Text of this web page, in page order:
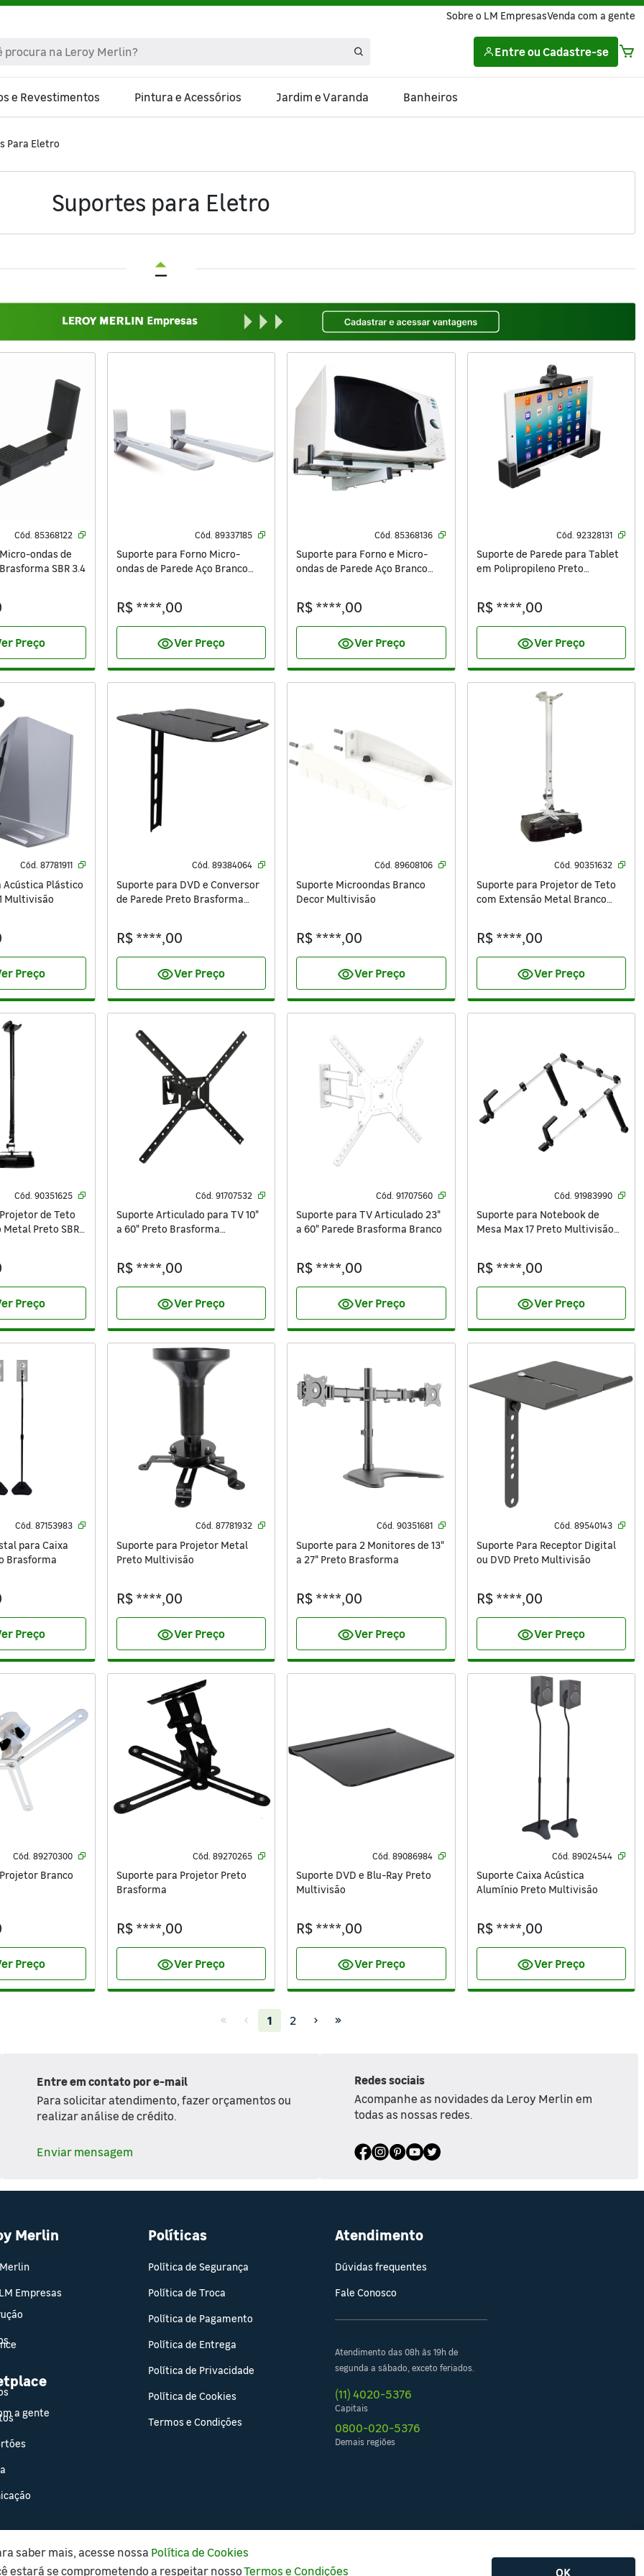
Sobre o LM EmpresasVenda com a gente
Entreou Cadastre-se
e Revestimentos Pintura e Acessórios Jardim e Varanda Banheiros
Para Eletro
Suportes para Eletro
Cód. 85368122
ondas de
SBR 3.4
Preço
Cód. 89337185
Suporte para Forno Micro-
ondas de Parede Aço Branco
R$ ****,00
visibilityVer Preço
Cód. 85368136
Suporte para Forno e Micro-
ondas de Parede Aço Branco
R$ ****,00
visibilityVer Preço
Cód. 92328131
Suporte de Parede para Tablet
em Polipropileno Preto
R$ ****,00
visibilityVer Preço
Cód. 87781911
Acústica Plástico
Multivisão
Preço
Cód. 89384064
Suporte para DVD e Conversor
de Parede Preto Brasforma
R$ ****,00
visibilityVer Preço
Cód. 89608106
Suporte Microondas Branco
Decor Multivisão
R$ ****,00
visibilityVer Preço
Cód. 90351632
Suporte para Projetor de Teto
com Extensão Metal Branco
R$ ****,00
visibilityVer Preço
Cód. 90351625
de Teto
Preto SBRP
Preço
Cód. 91707532
Suporte Articulado para TV 10"
a 60" Preto Brasforma
R$ ****,00
visibilityVer Preço
Cód. 91707560
Suporte para TV Articulado 23"
a 60" Parede Brasforma Branco
R$ ****,00
visibilityVer Preço
Cód. 91983990
Suporte para Notebook de
Mesa Max 17 Preto Multivisão
R$ ****,00
visibilityVer Preço
Cód. 87153983
para Caixa
Brasforma
Preço
Cód. 87781932
Suporte para Projetor Metal
Preto Multivisão
R$ ****,00
visibilityVer Preço
Cód. 90351681
Suporte para 2 Monitores de 13"
a 27" Preto Brasforma
R$ ****,00
visibilityVer Preço
Cód. 89540143
Suporte Para Receptor Digital
ou DVD Preto Multivisão
R$ ****,00
visibilityVer Preço
Cód. 89270300
Branco
Preço
Cód. 89270265
Suporte para Projetor Preto
Brasforma
R$ ****,00
visibilityVer Preço
Cód. 89086984
Suporte DVD e Blu-Ray Preto
Multivisão
R$ ****,00
visibilityVer Preço
Cód. 89024544
Suporte Caixa Acústica
Alumínio Preto Multivisão
R$ ****,00
visibilityVer Preço
1(current)
2
Entre em contato por e-mail
Para solicitar atendimento, fazer orçamentos ou
realizar análise de crédito.
Enviar mensagem
Redes sociais
Acompanhe as novidades da Leroy Merlin em
todas as nossas redes.
Merlin
Empresas
a gente
Políticas
Política de Segurança
Política de Troca
Política de Pagamento
Política de Entrega
Política de Privacidade
Política de Cookies
Termos e Condições
Atendimento
Dúvidas frequentes
Fale Conosco
Atendimento das 08h às 19h de
segunda a sábado, exceto feriados.
(11) 4020-5376
Capitais
0800-020-5376
Demais regiões
Copyright © 2021 Leroy Merlin, todos os direitos reservados.
saber mais, acesse nossa Política de Cookies
estará se comprometendo a respeitar nossoTermos e Condições OK